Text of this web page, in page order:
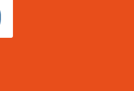
Facebook
on Twitter